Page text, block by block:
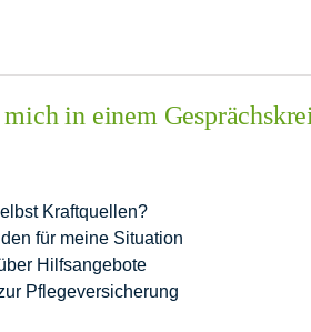
in einem
Kraftquellen?
für meine Situation
Hilfsangebote
Pflegeversicherung